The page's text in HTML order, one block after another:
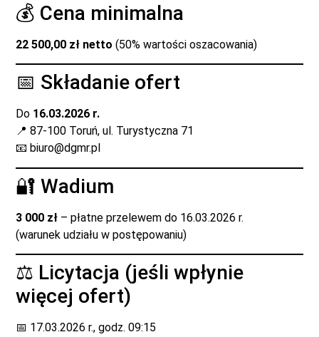
💰 Cena minimalna
22 500,00 zł netto (50% wartości oszacowania)
📅 Składanie ofert
Do 16.03.2026 r.
📍 87-100 Toruń, ul. Turystyczna 71
📧 biuro@dgmr.pl
🔐 Wadium
3 000 zł – płatne przelewem do 16.03.2026 r.
(warunek udziału w postępowaniu)
⚖ Licytacja (jeśli wpłynie
więcej ofert)
📅 17.03.2026 r., godz. 09:15